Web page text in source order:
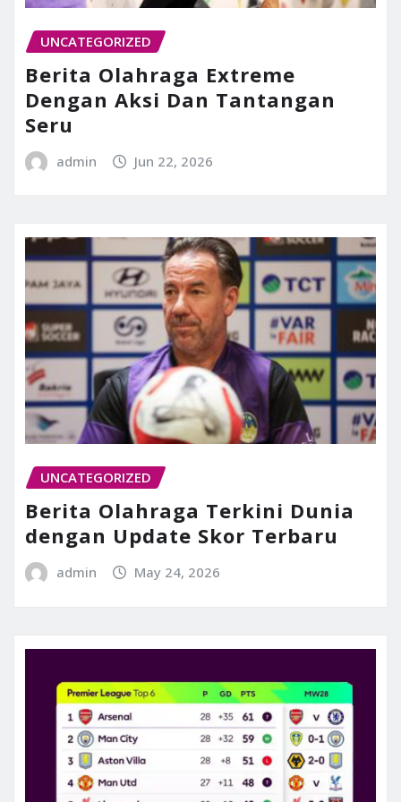
UNCATEGORIZED
Berita Olahraga Extreme
Dengan Aksi Dan Tantangan
Seru
admin Jun 22, 2026
UNCATEGORIZED
Berita Olahraga Terkini Dunia
dengan Update Skor Terbaru
admin May 24, 2026